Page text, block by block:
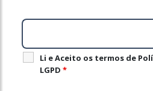
Li e Aceito os termos de
LGPD *